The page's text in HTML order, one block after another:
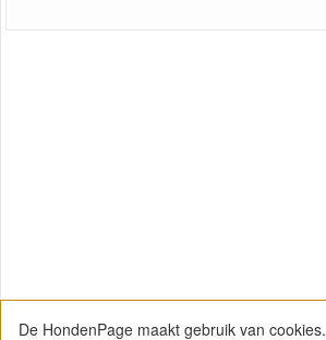
De HondenPage maakt gebruik van cookies.